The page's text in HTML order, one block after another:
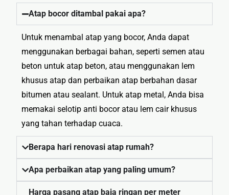
Mandi
🏚
Renovasi
Bangunan
Eksterior
Tralis
🪟
Alumunium
Kaca
Atap bocor ditambal pakai apa?
Untuk menambal atap yang bocor, Anda dapat
menggunakan berbagai bahan, seperti semen atau
beton untuk atap beton, atau menggunakan lem
khusus atap dan perbaikan atap berbahan dasar
bitumen atau sealant. Untuk atap metal, Anda bisa
memakai selotip anti bocor atau lem cair khusus
yang tahan terhadap cuaca.
Berapa hari renovasi atap rumah?
Apa perbaikan atap yang paling umum?
Harga pasang atap baja ringan per meter